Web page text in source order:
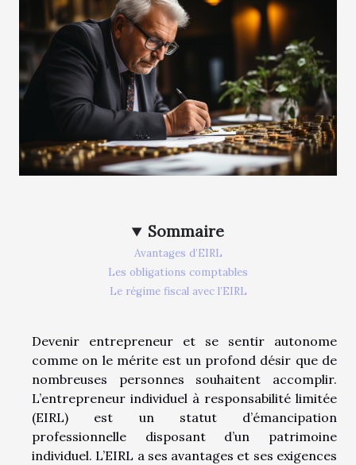
Sommaire
Avantages d’EIRL
Les obligations comptables
Le régime fiscal avec l’EIRL
Devenir entrepreneur et se sentir autonome
comme on le mérite est un profond désir que de
nombreuses personnes souhaitent accomplir.
L’entrepreneur individuel à responsabilité limitée
(EIRL) est un statut d’émancipation
professionnelle disposant d’un patrimoine
individuel. L’EIRL a ses avantages et ses exigences